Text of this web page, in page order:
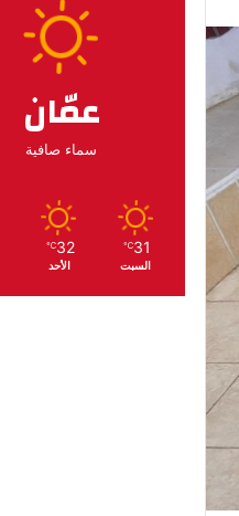
عمّان
سماء صافية
31
℃
السبت
32
℃
الأحد